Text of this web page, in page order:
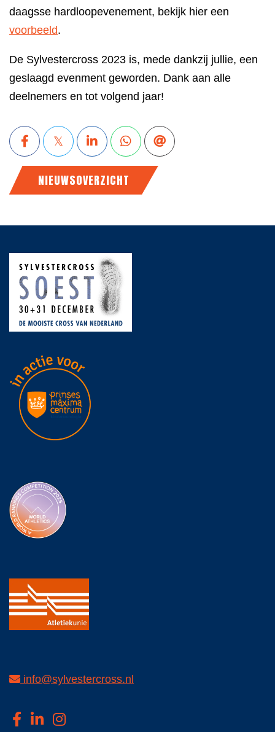
daagsse hardloopevenement, bekijk hier een
voorbeeld.
De Sylvestercross 2023 is, mede dankzij jullie, een
geslaagd evenment geworden. Dank aan alle
deelnemers en tot volgend jaar!
NIEUWSOVERZICHT
info@sylvestercross.nl